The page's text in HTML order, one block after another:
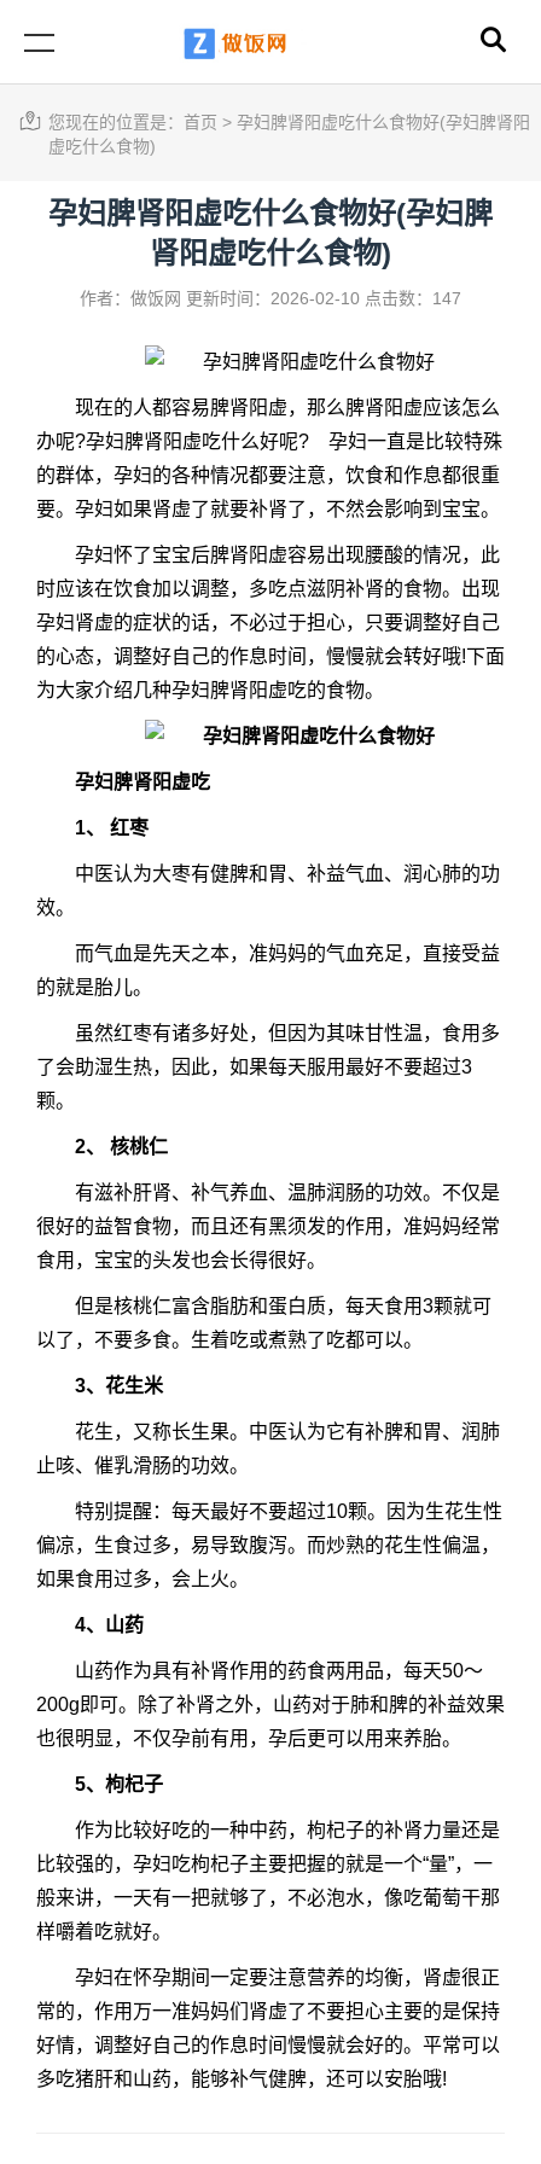
您现在的位置是： 首页 > 孕妇脾肾阳虚吃什么食物好(孕妇脾肾阳
虚吃什么食物)
孕妇脾肾阳虚吃什么食物好(孕妇脾
肾阳虚吃什么食物)
作者：做饭网 更新时间：2026-02-10 点击数：147
现在的人都容易脾肾阳虚，那么脾肾阳虚应该怎么
办呢?孕妇脾肾阳虚吃什么好呢? 孕妇一直是比较特殊
的群体，孕妇的各种情况都要注意，饮食和作息都很重
要。孕妇如果肾虚了就要补肾了，不然会影响到宝宝。
孕妇怀了宝宝后脾肾阳虚容易出现腰酸的情况，此
时应该在饮食加以调整，多吃点滋阴补肾的食物。出现
孕妇肾虚的症状的话，不必过于担心，只要调整好自己
的心态，调整好自己的作息时间，慢慢就会转好哦!下面
为大家介绍几种孕妇脾肾阳虚吃的食物。
孕妇脾肾阳虚吃
1、 红枣
中医认为大枣有健脾和胃、补益气血、润心肺的功
效。
而气血是先天之本，准妈妈的气血充足，直接受益
的就是胎儿。
虽然红枣有诸多好处，但因为其味甘性温，食用多
了会助湿生热，因此，如果每天服用最好不要超过3
颗。
2、 核桃仁
有滋补肝肾、补气养血、温肺润肠的功效。不仅是
很好的益智食物，而且还有黑须发的作用，准妈妈经常
食用，宝宝的头发也会长得很好。
但是核桃仁富含脂肪和蛋白质，每天食用3颗就可
以了，不要多食。生着吃或煮熟了吃都可以。
3、花生米
花生，又称长生果。中医认为它有补脾和胃、润肺
止咳、催乳滑肠的功效。
特别提醒：每天最好不要超过10颗。因为生花生性
偏凉，生食过多，易导致腹泻。而炒熟的花生性偏温，
如果食用过多，会上火。
4、山药
山药作为具有补肾作用的药食两用品，每天50～
200g即可。除了补肾之外，山药对于肺和脾的补益效果
也很明显，不仅孕前有用，孕后更可以用来养胎。
5、枸杞子
作为比较好吃的一种中药，枸杞子的补肾力量还是
比较强的，孕妇吃枸杞子主要把握的就是一个“量”，一
般来讲，一天有一把就够了，不必泡水，像吃葡萄干那
样嚼着吃就好。
孕妇在怀孕期间一定要注意营养的均衡，肾虚很正
常的，作用万一准妈妈们肾虚了不要担心主要的是保持
好情，调整好自己的作息时间慢慢就会好的。平常可以
多吃猪肝和山药，能够补气健脾，还可以安胎哦!